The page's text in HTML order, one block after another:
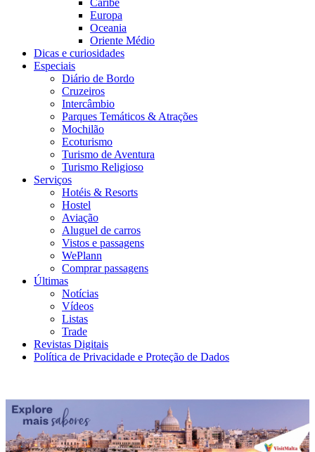
Caribe
Europa
Oceania
Oriente Médio
Dicas e curiosidades
Especiais
Diário de Bordo
Cruzeiros
Intercâmbio
Parques Temáticos & Atrações
Mochilão
Ecoturismo
Turismo de Aventura
Turismo Religioso
Serviços
Hotéis & Resorts
Hostel
Aviação
Aluguel de carros
Vistos e passagens
WePlann
Comprar passagens
Últimas
Notícias
Vídeos
Listas
Trade
Revistas Digitais
Política de Privacidade e Proteção de Dados